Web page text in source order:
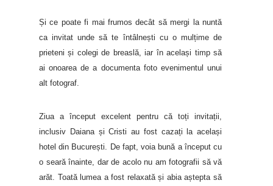
Și ce poate fi mai frumos decât să mergi la nuntă
ca invitat unde să te întâlnești cu o mulțime de
prieteni și colegi de breaslă, iar în același timp să
ai onoarea de a documenta foto evenimentul unui
alt fotograf.
Ziua a început excelent pentru că toți invitații,
inclusiv Daiana și Cristi au fost cazați la același
hotel din București. De fapt, voia bună a început cu
o seară înainte, dar de acolo nu am fotografii să vă
arăt. Toată lumea a fost relaxată și abia aștepta să